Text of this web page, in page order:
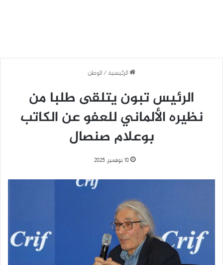
الرئيسية/الوطن
الرئيس تبون يتلقى طلبا من
نظيره الألماني للعفو عن الكاتب
بوعلام صنصال
10 نوفمبر، 2025